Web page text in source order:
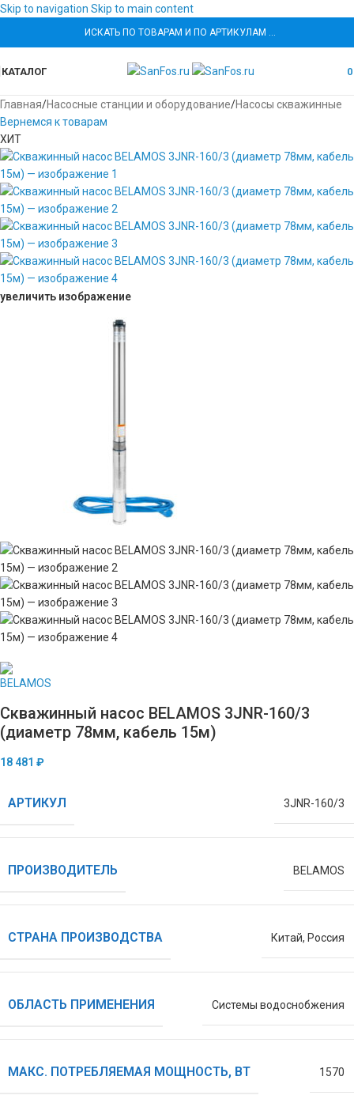
Skip to navigation Skip to main content
ИСКАТЬ ПО ТОВАРАМ И ПО АРТИКУЛАМ …
КАТАЛОГ 0
Главная/Насосные станции и оборудование/Насосы скважинные
Вернемся к товарам
ХИТ
увеличить изображение
Скважинный насос BELAMOS 3JNR-160/3
(диаметр 78мм, кабель 15м)
18 481 ₽
АРТИКУЛ 3JNR-160/3
ПРОИЗВОДИТЕЛЬ BELAMOS
СТРАНА ПРОИЗВОДСТВА Китай, Россия
ОБЛАСТЬ ПРИМЕНЕНИЯ Системы водоснобжения
МАКС. ПОТРЕБЛЯЕМАЯ МОЩНОСТЬ, ВТ 1570